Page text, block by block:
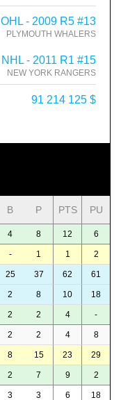
OHL - 2009 R5 #13
PLYMOUTH WHALERS
NHL - 2011 R1 #15
NEW YORK RANGERS
91 214 125 $
B P PTS PU
4 8 12 6
- 1 1 2
25 37 62 61
2 8 10 18
2 2 4 -
2 2 4 8
8 15 23 29
2 7 9 2
3 3 6 18